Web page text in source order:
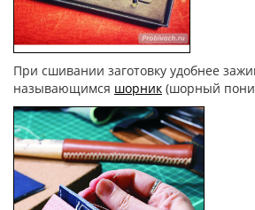
При сшивании заготовку удобнее
называющимся шорник (шорный